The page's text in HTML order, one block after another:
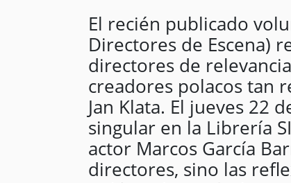
El recién publicado
Directores de Escena)
directores de
creadores polacos tan
Jan Klata. El jueves 22
singular en la Librería
actor Marcos García
directores, sino las